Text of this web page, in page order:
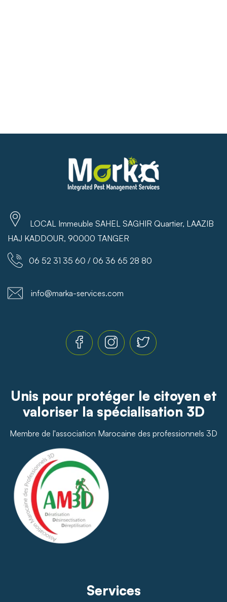
LOCAL Immeuble SAHEL SAGHIR Quartier, LAAZIB
HAJ KADDOUR, 90000 TANGER
06 52 31 35 60 / 06 36 65 28 80
info@marka-services.com
Unis pour protéger le citoyen et
valoriser la spécialisation 3D
Membre de l'association Marocaine des professionnels 3D
Services